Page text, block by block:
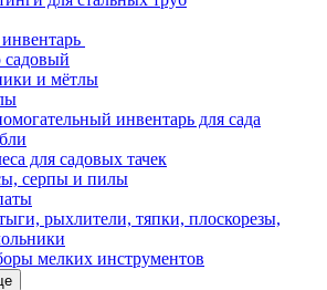
садовый
и мётлы
инвентарь для сада
для садовых тачек
серпы и пилы
рыхлители, тяпки, плоскорезы,
мелких инструментов